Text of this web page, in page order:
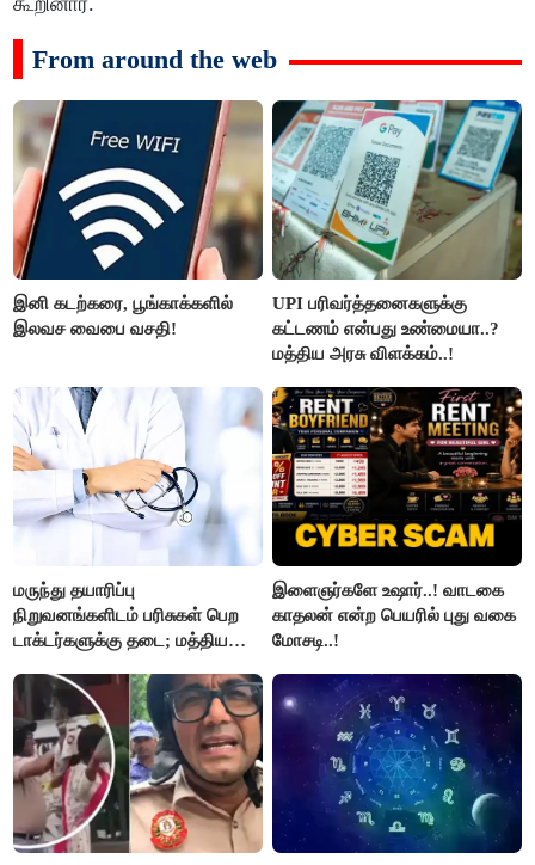
From around the web
இனி கடற்கரை, பூங்காக்களில்
இலவச வைபை வசதி!
UPI பரிவர்த்தனைகளுக்கு
கட்டணம் என்பது உண்மையா..?
மத்திய அரசு விளக்கம்..!
மருந்து தயாரிப்பு
நிறுவனங்களிடம் பரிசுகள் பெற
டாக்டர்களுக்கு தடை; மத்திய
இளைஞர்களே உஷார்..! வாடகை
காதலன் என்ற பெயரில் புது வகை
மோசடி..!